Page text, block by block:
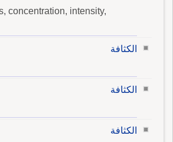
concentration, intensity,
الكثافة
الكثافة
الكثافة